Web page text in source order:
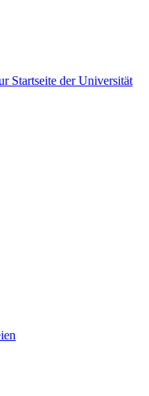
Startseite der Universität